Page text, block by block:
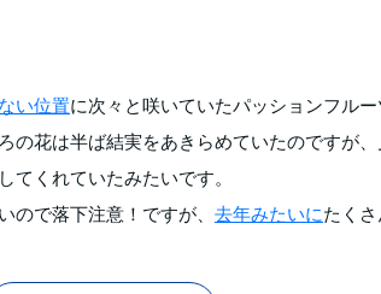
い位置に次々と咲いていたパッションフル
の花は半ば結実をあきらめていたのですが
くれていたみたいです。
で落下注意！ですが、 去年みたいにたくさ